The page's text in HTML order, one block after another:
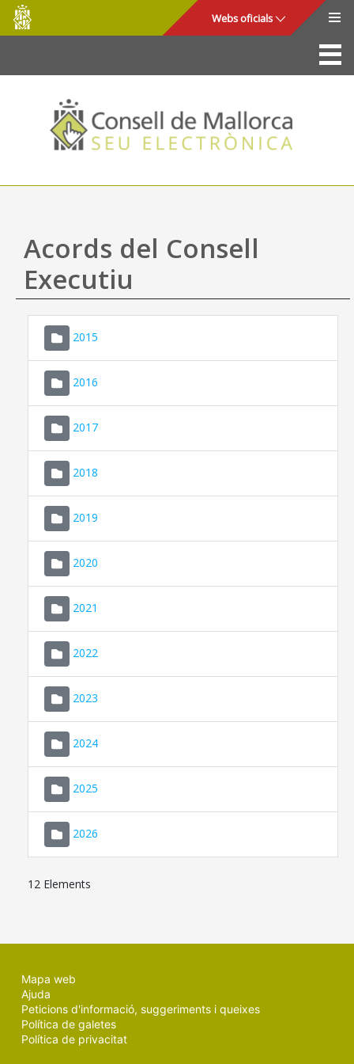
Salta al contingut principal
Consell
de
Mallorca
Webs oficials
La Seu
Consell de Mallorca
Accés i seguretat
Utilitats
Ajuda
Acords del Consell
Executiu
2015
2016
2017
2018
2019
2020
2021
2022
2023
2024
2025
2026
12 Elements
Mapa web
Ajuda
Peticions d'informació, suggeriments i queixes
Política de galetes
Política de privacitat